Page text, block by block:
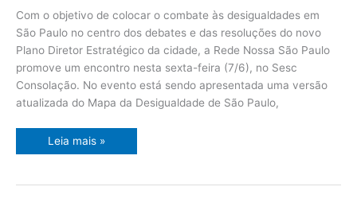
Com o objetivo de colocar o combate às desigualdades em
São Paulo no centro dos debates e das resoluções do novo
Plano Diretor Estratégico da cidade, a Rede Nossa São Paulo
promove um encontro nesta sexta-feira (7/6), no Sesc
Consolação. No evento está sendo apresentada uma versão
atualizada do Mapa da Desigualdade de São Paulo,
manifesto
Leia mais »